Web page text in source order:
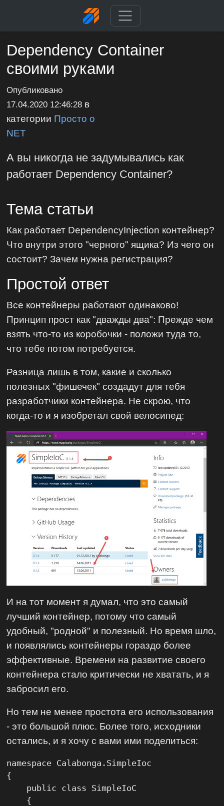
Dependency Container
своими руками
Опубликовано
17.04.2020 12:46:28 в
категории Просто о
NET
А вы никогда не задумывались как
работает Dependency Container?
Тема статьи
Как работает DependencyInjection контейнер?
Что внутри этого "черного" ящика? Из чего он
состоит? Зачем нужна регистрация?
Простой ответ
Все контейнеры работают одинаково!
Принцип прост как "дважды два": Прежде чем
взять что-то из коробочки - положи туда то,
что тебе потом потребуется.
Разница лишь в том, какие и сколько
полезных "фишечек" создадут для тебя
разработчики контейнера. Не скрою, что
когда-то и я изобретал свой велосипед:
И на тот момент я думал, что это самый
лучший контейнер, потому что самый
удобный, "родной" и полезный. Но время шло,
и появлялись контейнеры гораздо более
эффективные. Времени на развитие своего
контейнера стало критически не хватать, и я
забросил его.
Но тем не менее простота его использования
- это большой плюс. Более того, исходники
остались, и я хочу с вами ими поделиться:
namespace Calabonga.SimpleIoc
{
    public class SimpleIoC
    {